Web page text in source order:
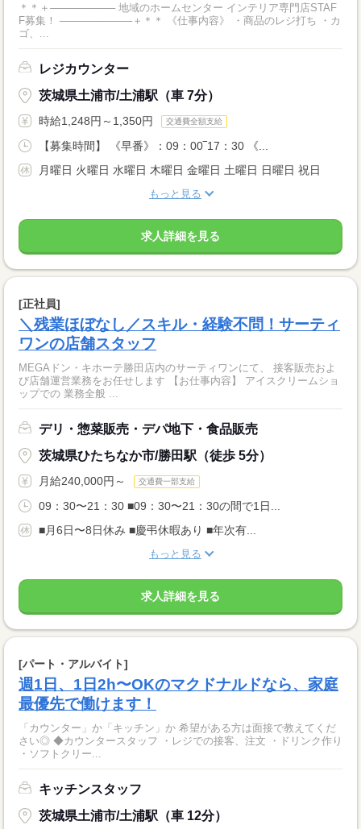
＊＊＋───────── 地域のホームセンター インテリア専門店STAF
F募集！ ──────────＋＊＊ 《仕事内容》 ・商品のレジ打ち ・カ
ゴ、...
レジカウンター
茨城県土浦市/土浦駅（車 7分）
時給1,248円～1,350円 交通費全額支給
【募集時間】 《早番》：09：00‾17：30 《...
月曜日 火曜日 水曜日 木曜日 金曜日 土曜日 日曜日 祝日
もっと見る
求人詳細を見る
[正社員]
＼残業ほぼなし／スキル・経験不問！サーティ
ワンの店舗スタッフ
MEGAドン・キホーテ勝田店内のサーティワンにて、 接客販売およ
び店舗運営業務をお任せします 【お仕事内容】 アイスクリームショ
ップでの 業務全般 ...
デリ・惣菜販売・デパ地下・食品販売
茨城県ひたちなか市/勝田駅（徒歩 5分）
月給240,000円～ 交通費一部支給
09：30〜21：30 ■09：30〜21：30の間で1日...
■月6日〜8日休み ■慶弔休暇あり ■年次有...
もっと見る
求人詳細を見る
[パート・アルバイト]
週1日、1日2h〜OKのマクドナルドなら、家庭
最優先で働けます！
「カウンター」か「キッチン」か 希望がある方は面接で教えてくだ
さい◎ ◆カウンタースタッフ ・レジでの接客、注文 ・ドリンク作り
・ソフトクリー...
キッチンスタッフ
茨城県土浦市/土浦駅（車 12分）